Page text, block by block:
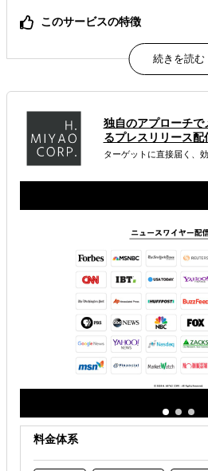
このサービスの特徴
低コスト・短期納期・多言語展開
海外WEBプロモーション 海外広
解決できる課題
独自のアプローチ
るプレスリリース配
ターゲットに直接届く、
料金体系